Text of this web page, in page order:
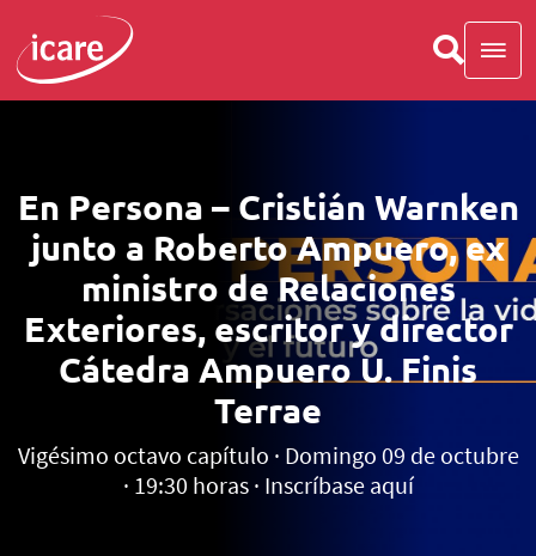
En Persona – Cristián Warnken
junto a Roberto Ampuero, ex
ministro de Relaciones
Exteriores, escritor y director
Cátedra Ampuero U. Finis
Terrae
Vigésimo octavo capítulo · Domingo 09 de octubre
· 19:30 horas · Inscríbase aquí